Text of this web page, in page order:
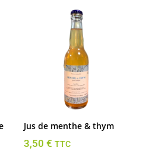
Jus de menthe & thym
3,50 € TTC